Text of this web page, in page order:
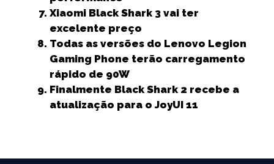
Xiaomi Black Shark 3 vai ter
excelente preço
Todas as versões do Lenovo Legion
Gaming Phone terão carregamento
rápido de 90W
Finalmente Black Shark 2 recebe a
atualização para o JoyUI 11